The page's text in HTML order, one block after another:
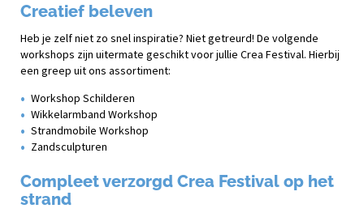
Creatief beleven
Heb je zelf niet zo snel inspiratie? Niet getreurd! De volgende
workshops zijn uitermate geschikt voor jullie Crea Festival. Hierbij
een greep uit ons assortiment:
Workshop Schilderen
Wikkelarmband Workshop
Strandmobile Workshop
Zandsculpturen
Compleet verzorgd Crea Festival op het
strand